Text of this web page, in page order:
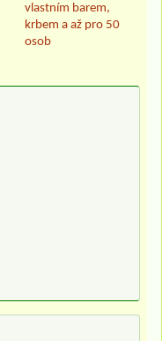
vlastním barem,
krbem a až pro 50
osob